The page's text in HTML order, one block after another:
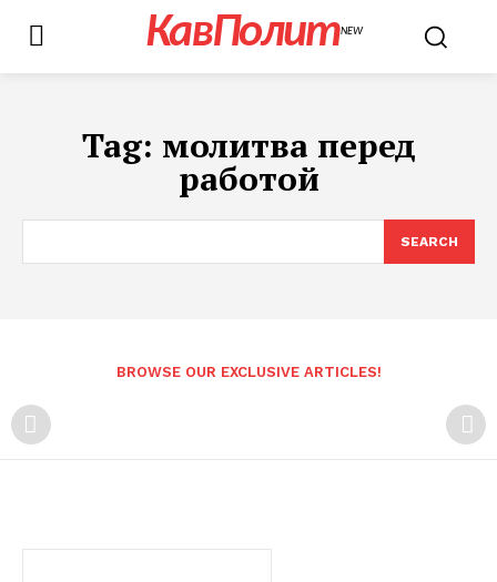
КавПолитNEW
Tag: молитва перед
работой
SEARCH
BROWSE OUR EXCLUSIVE ARTICLES!